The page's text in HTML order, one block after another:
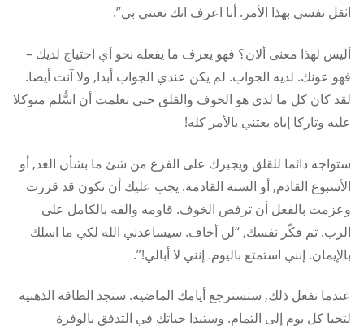
اثقل نفسي بهذا الأمر. أنا اعرف انك تعتني بي”.
أليس لهذا معنى ألان؟ فهو يعرف ما يفعله نحو أي احتياج لديك –
فهو عونك. لديه الجواب. لم يكن عندي الجواب أبدا, ولا آنت أيضا.
لقد كان كل ما لدى هو الخوف والقلق حتى تعلمت أن اسُّلم متوكلا
عليه وتاركا إياه يعتني بالأمر كله!
ستواجه دائما للقلق ويجبرك على الفزع من شئ ما بشأن الغد, أو
الأسبوع القادم, أو السنة القادمة. يجب عليك أن تكون قد قررت
وعزمت بالفعل أن ترفض الخوف. قاومه والقه بالكامل على
الرب. ثم فكّر نفسك, “لن أخاف. سيساعدني الله لكي ما اسلك
بالإيمان. إنني استمتع باليوم. إنني لا أبالي!”.
عندما تفعل ذلك, ستسترجع أيامك الماضية. ستجد الطاقة الذهنية
لتحيا كل يوم إلى التمام. وستبدا حياتك في التدفق بالوفرة